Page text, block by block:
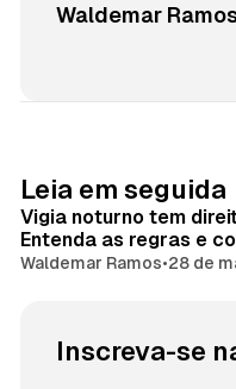
Waldemar
Leia em seguida
Vigia noturno tem
Entenda as regras e
Waldemar Ramos•28 de
Inscreva-se